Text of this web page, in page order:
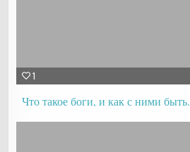
1
Что такое боги, и как с ними